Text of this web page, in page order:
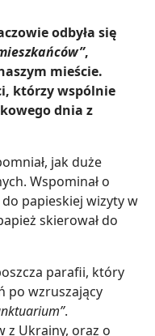
odbyła się
,
mieście.
którzy wspólnie
dnia z
jak duże
Wspominał o
papieskiej wizyty w
skierował do
parafii, który
po wzruszający
.
z Ukrainy, oraz o